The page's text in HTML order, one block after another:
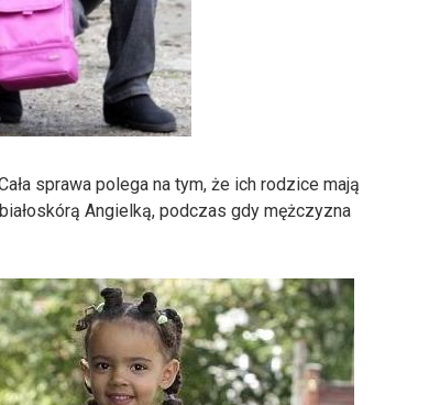
sprawa polega na tym, że ich rodzice mają
Angielką, podczas gdy mężczyzna